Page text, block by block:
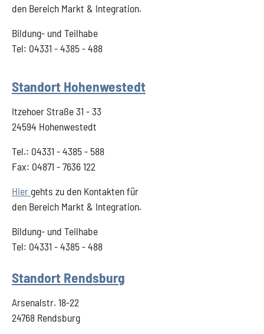
den Bereich Markt & Integration.
Bildung- und Teilhabe
Tel: 04331 - 4385 - 488
Standort Hohenwestedt
Itzehoer Straße 31 - 33
24594 Hohenwestedt
Tel.: 04331 - 4385 - 588
Fax: 04871 - 7636 122
Hier gehts zu den Kontakten für
den Bereich Markt & Integration.
Bildung- und Teilhabe
Tel: 04331 - 4385 - 488
Standort Rendsburg
Arsenalstr. 18-22
24768 Rendsburg